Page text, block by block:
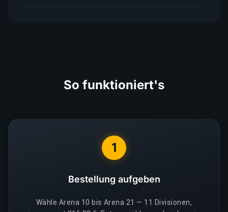
So funktioniert's
1
Bestellung aufgeben
Wähle Arena 10 bis Arena 21 — 11 Divisionen,